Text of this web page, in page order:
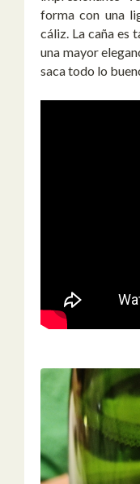
forma con una
cáliz. La caña es
una mayor
saca todo lo